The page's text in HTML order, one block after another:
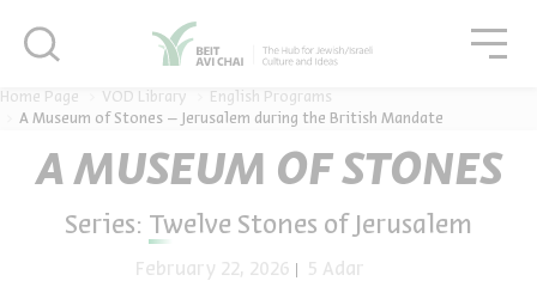
Home Page VOD Library
English Programs
A Museum of Stones – Jerusalem during the British Mandate
A MUSEUM OF STONES
Series: Twelve Stones of Jerusalem
February 22, 2026 5 Adar